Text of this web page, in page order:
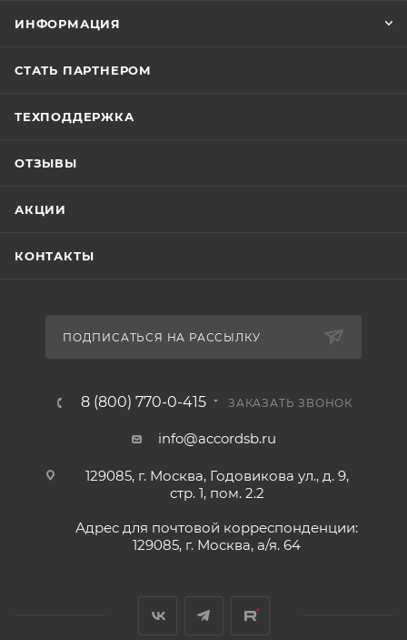
ИНФОРМАЦИЯ
СТАТЬ ПАРТНЕРОМ
ТЕХПОДДЕРЖКА
ОТЗЫВЫ
АКЦИИ
КОНТАКТЫ
ПОДПИСАТЬСЯ НА РАССЫЛКУ
8 (800) 770-0-415 ЗАКАЗАТЬ ЗВОНОК
info@accordsb.ru
129085, г. Москва, Годовикова ул., д. 9,
стр. 1, пом. 2.2
Адрес для почтовой корреспонденции:
129085, г. Москва, а/я. 64